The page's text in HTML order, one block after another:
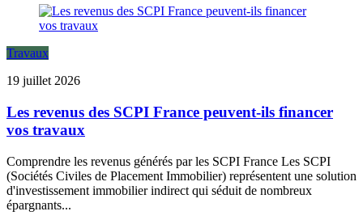
Travaux
19 juillet 2026
Les revenus des SCPI France peuvent-ils financer
vos travaux
Comprendre les revenus générés par les SCPI France Les SCPI
(Sociétés Civiles de Placement Immobilier) représentent une solution
d'investissement immobilier indirect qui séduit de nombreux
épargnants...